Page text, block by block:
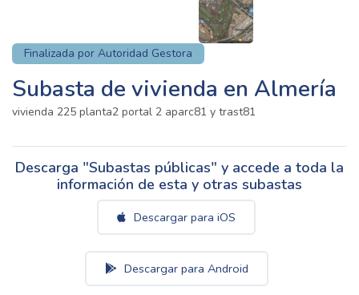
Finalizada por Autoridad Gestora
Subasta de vivienda en Almería
vivienda 225 planta2 portal 2 aparc81 y trast81
Descarga "Subastas públicas" y accede a toda la
información de esta y otras subastas
Descargar para iOS
Descargar para Android